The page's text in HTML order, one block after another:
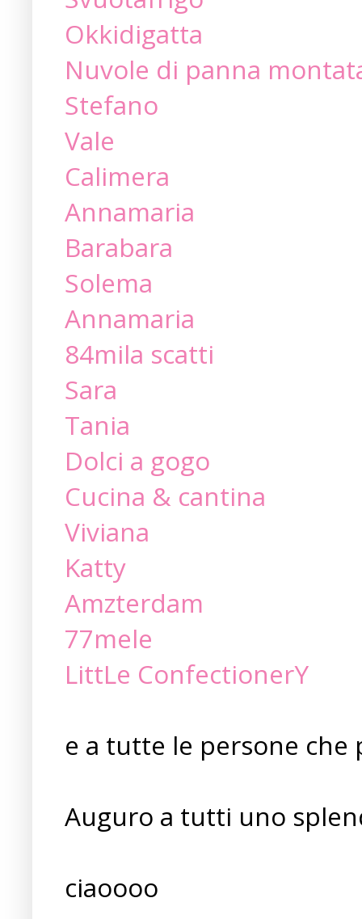
Okkidigatta
Nuvole di panna
Stefano
Vale
Calimera
Annamaria
Barabara
Solema
Annamaria
84mila scatti
Sara
Tania
Dolci a gogo
Cucina & cantina
Viviana
Katty
Amzterdam
77mele
LittLe ConfectionerY
e a tutte le persone che
Auguro a tutti uno
ciaoooo